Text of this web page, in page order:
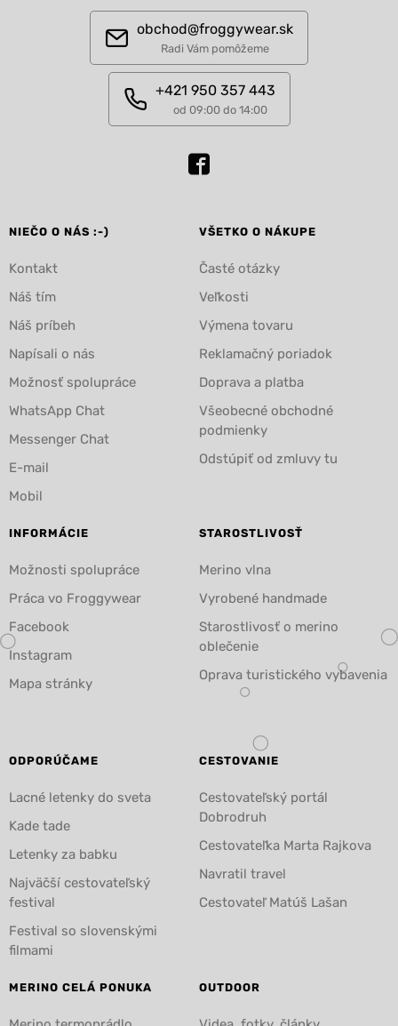
obchod@froggywear.sk
Radi Vám pomôžeme
+421 950 357 443
od 09:00 do 14:00
NIEČO O NÁS :-)
Kontakt
Náš tím
Náš príbeh
Napísali o nás
Možnosť spolupráce
WhatsApp Chat
Messenger Chat
E-mail
Mobil
VŠETKO O NÁKUPE
Časté otázky
Veľkosti
Výmena tovaru
Reklamačný poriadok
Doprava a platba
Všeobecné obchodné
podmienky
Odstúpiť od zmluvy tu
INFORMÁCIE
Možnosti spolupráce
Práca vo Froggywear
Facebook
Instagram
Mapa stránky
STAROSTLIVOSŤ
Merino vlna
Vyrobené handmade
Starostlivosť o merino
oblečenie
Oprava turistického vybavenia
ODPORÚČAME
Lacné letenky do sveta
Kade tade
Letenky za babku
Najväčší cestovateľský
festival
Festival so slovenskými
filmami
CESTOVANIE
Cestovateľský portál
Dobrodruh
Cestovateľka Marta Rajkova
Navratil travel
Cestovateľ Matúš Lašan
MERINO CELÁ PONUKA OUTDOOR